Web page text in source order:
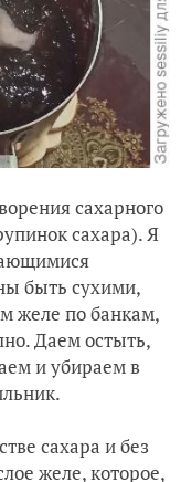
сахарного
сахара). Я
быть сухими,
желе по банкам,
Даем остыть,
и убираем в
сахара и без
желе, которое,